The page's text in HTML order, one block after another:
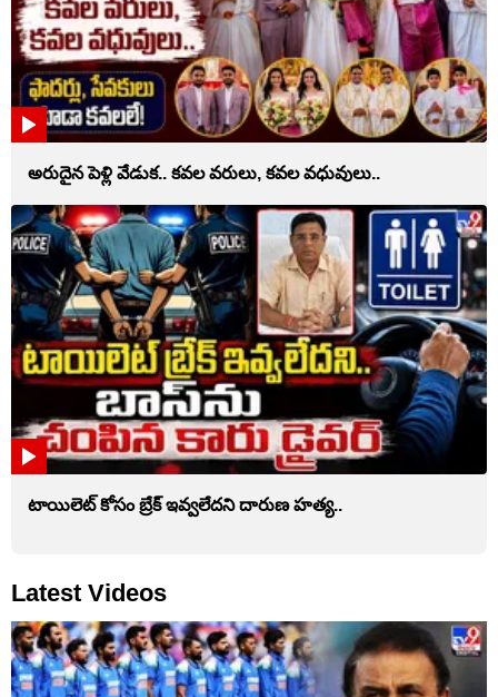
అరుదైన పెళ్లి వేడుక.. కవల వరులు, కవల వధువులు..
టాయిలెట్‌ కోసం బ్రేక్‌ ఇవ్వలేదని దారుణ హత్య..
Latest Videos